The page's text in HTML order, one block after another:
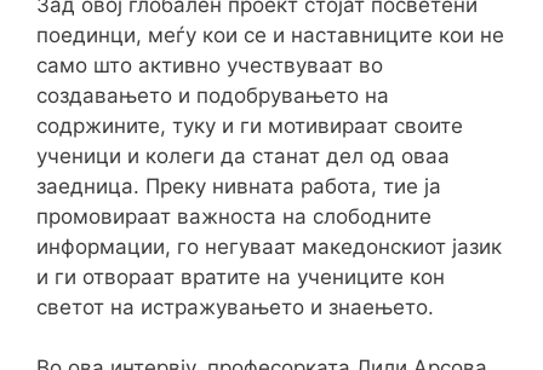
поединци, меѓу кои се и наставниците кои не
само што активно учествуваат во
создавањето и подобрувањето на
содржините, туку и ги мотивираат своите
ученици и колеги да станат дел од оваа
заедница. Преку нивната работа, тие ја
промовираат важноста на слободните
информации, го негуваат македонскиот јазик
и ги отвораат вратите на учениците кон
светот на истражувањето и знаењето.